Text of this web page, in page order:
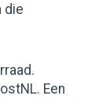
die
Een